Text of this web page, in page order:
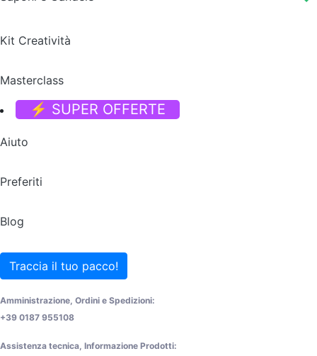
Kit Creatività
Masterclass
⚡ SUPER OFFERTE
Aiuto
Preferiti
Blog
Traccia il tuo pacco!
Amministrazione, Ordini e Spedizioni:
+39 0187 955108
Assistenza tecnica, Informazione Prodotti: